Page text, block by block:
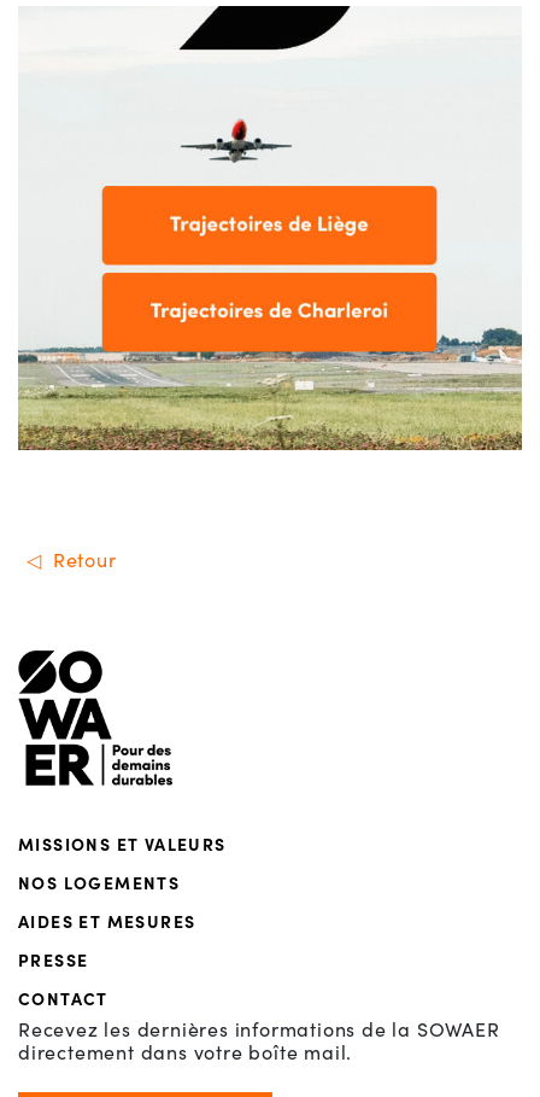
Retour
Menu de footer
MISSIONS ET VALEURS
NOS LOGEMENTS
AIDES ET MESURES
PRESSE
CONTACT
Recevez les dernières informations de la SOWAER
directement dans votre boîte mail.